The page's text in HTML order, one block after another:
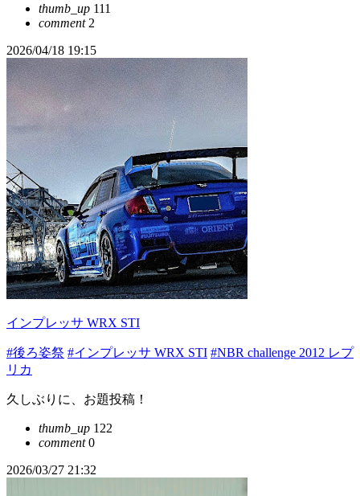
thumb_up 111
comment2
2026/04/18 19:15
インプレッサ WRX STI
#後ろ姿祭 #インプレッサ WRX STI #NBR challenge 2012 レプ
リカ
久しぶりに、お題投稿！
thumb_up 122
comment0
2026/03/27 21:32